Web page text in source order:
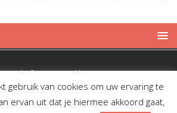
© 2019 Spreekbuis
gebruik van cookies om uw ervaring te
ervan uit dat je hiermee akkoord gaat,